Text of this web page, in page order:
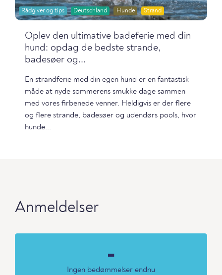
Rådgiver og tips Deutschland Hunde Strand
Oplev den ultimative badeferie med din
hund: opdag de bedste strande,
badesøer og...
En strandferie med din egen hund er en fantastisk
måde at nyde sommerens smukke dage sammen
med vores firbenede venner. Heldigvis er der flere
og flere strande, badesøer og udendørs pools, hvor
hunde...
Anmeldelser
-
Ingen bedømmelser endnu